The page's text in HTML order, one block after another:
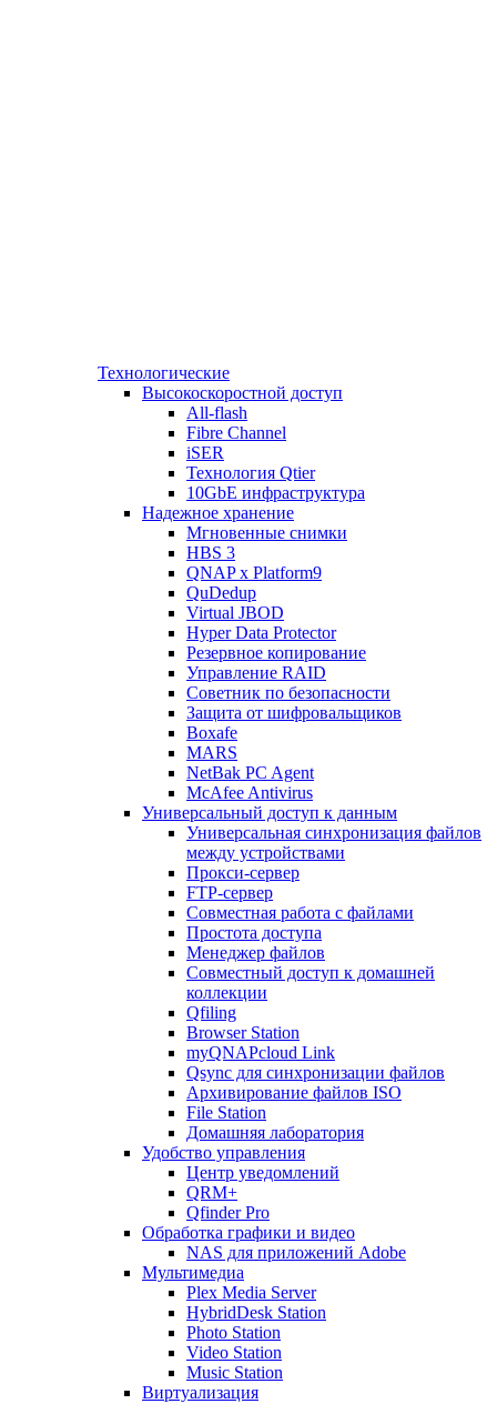
Технологические
Высокоскоростной доступ
All-flash
Fibre Channel
iSER
Технология Qtier
10GbE инфраструктура
Надежное хранение
Мгновенные снимки
HBS 3
QNAP x Platform9
QuDedup
Virtual JBOD
Hyper Data Protector
Резервное копирование
Управление RAID
Советник по безопасности
Защита от шифровальщиков
Boxafe
MARS
NetBak PC Agent
McAfee Antivirus
Универсальный доступ к данным
Универсальная синхронизация файлов
между устройствами
Прокси-сервер
FTP-сервер
Совместная работа с файлами
Простота доступа
Менеджер файлов
Совместный доступ к домашней
коллекции
Qfiling
Browser Station
myQNAPcloud Link
Qsync для синхронизации файлов
Архивирование файлов ISO
File Station
Домашняя лаборатория
Удобство управления
Центр уведомлений
QRM+
Qfinder Pro
Обработка графики и видео
NAS для приложений Adobe
Мультимедиа
Plex Media Server
HybridDesk Station
Photo Station
Video Station
Music Station
Виртуализация